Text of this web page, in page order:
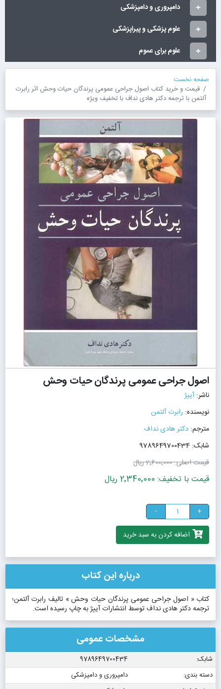
دامپروری و دامپزشکی
علوم پزشکی و پیراپزشکی
علوم برای عموم
صفحه نخست
قیمت و خرید کتاب اصول جراحی عمومی پرندگان حیات وحش اثر رابرت
آلتمن با ترجمه دکتر هادی نداف با تخفیف ویژه
اصول جراحی عمومی پرندگان حیات وحش
ناشر:آییژ
نویسنده: رابرت آلتمن
مترجم: دکتر هادی نداف
شابک: 9789649700434
قیمت اصلی:2٬600٬000 ریال
قیمت با تخفیف: 2٬340٬000 ریال
+
-
اضافه کردن به سبد خرید
درباره این کتاب
کتاب « اصول جراحی عمومی پرندگان حیات وحش » تالیف رابرت آلتمن؛
ترجمه دکتر هادی نداف توسط انتشارات آییژ به چاپ رسیده است.
مشخصات عمومی
شابک:
9789649700434
دسته بندی:
دامپروری و دامپزشکی